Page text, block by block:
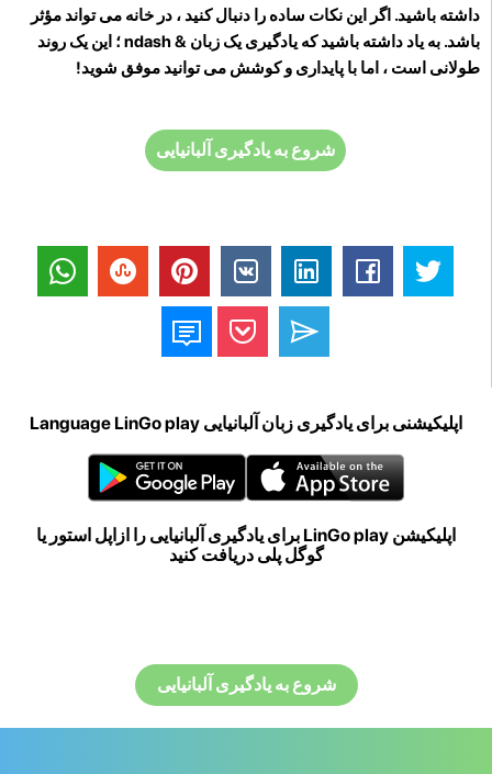
داشته باشید. اگر این نکات ساده را دنبال کنید ، در خانه می تواند مؤثر
باشد. به یاد داشته باشید که یادگیری یک زبان & ndash ؛ این یک روند
طولانی است ، اما با پایداری و کوشش می توانید موفق شوید!
شروع به یادگیری آلبانیایی
اپلیکیشنی برای یادگیری زبان آلبانیایی Language LinGo play
اپلیکیشن LinGo play برای یادگیری آلبانیایی را ازاپل استور یا
گوگل پلی دریافت کنید
شروع به یادگیری آلبانیایی